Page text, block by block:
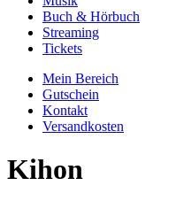
Buch & Hörbuch
Streaming
Tickets
Mein Bereich
Gutschein
Kontakt
Versandkosten
Kihon